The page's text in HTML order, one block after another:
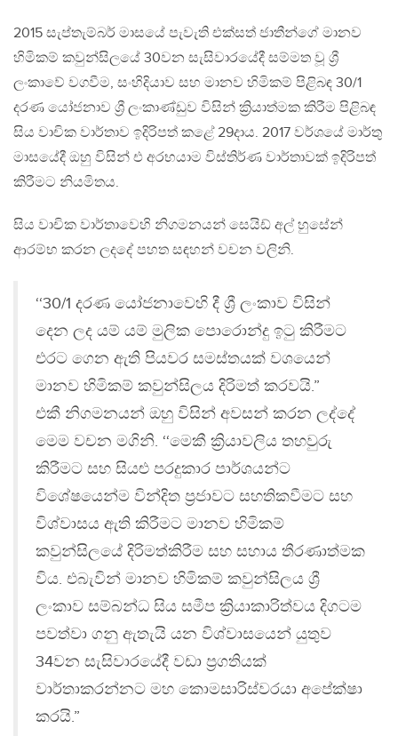
2015 සැප්තැම්බර් මාසයේ පැවැති එක්සත් ජාතීන්ගේ මානව
හිමිකම් කවුන්සිලයේ 30වන සැසිවාරයේදී සම්මත වූ ශ්‍රී
ලංකාවේ වගවීම, සංහිදියාව සහ මානව හිමිකම් පිළිබඳ 30/1
දරණ යෝජනාව ශ්‍රී ලංකාණ්ඩුව විසින් ක්‍රියාත්මක කිරීම පිළිබඳ
සිය වාචික වාර්තාව ඉදිරිපත් කළේ 29දාය. 2017 වර්ශයේ මාර්තු
මාසයේදී ඔහු විසින් එ අරභයාම විස්තිර්ණ වාර්තාවක් ඉදිරිපත්
කිරීමට නියමිතය.
සිය වාචික වාර්තාවෙහි නිගමනයන් සෙයිඩ් අල් හුසේන්
ආරම්භ කරන ලදදේ පහත සඳහන් වචන වලිනි.
‘‘30/1 දරණ යෝජනාවෙහි දී ශ්‍රී ලංකාව විසින්
දෙන ලද යම් යම් මුලික පොරොන්දු ඉටු කිරීමට
එරට ගෙන ඇති පියවර සමස්තයක් වශයෙන්
මානව හිමිකම් කවුන්සිලය දිරිමත් කරවයි.”
එකී නිගමනයන් ඔහු විසින් අවසන් කරන ලද්දේ
මෙම වචන මගිනි. ‘‘මෙකී ක්‍රියාවලිය තහවුරු
කිරීමට සහ සියළු පරදුකාර පාර්ශයන්ට
විශේෂයෙන්ම වින්දිත ප්‍රජාවට සහතිකවීමට සහ
විශ්වාසය ඇති කිරීමට මානව හිමිකම්
කවුන්සිලයේ දිරිමත්කිරීම සහ සහාය තීරණාත්මක
විය. එබැවින් මානව හිමිකම් කවුන්සිලය ශ්‍රී
ලංකාව සම්බන්ධ සිය සමීප ක්‍රියාකාරිත්වය දිගටම
පවත්වා ගනු ඇතැයි යන විශ්වාසයෙන් යුතුව
34වන සැසිවාරයේදී වඩා ප්‍රගතියක්
වාර්තාකරන්නට මහ කොමසාරිස්වරයා අපේක්ෂා
කරයි.”